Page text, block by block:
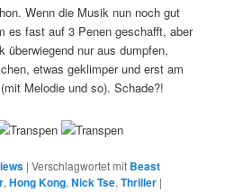
Wenn die Musik nun noch gut
es fast auf 3 Penen geschafft, aber
überwiegend nur aus dumpfen,
etwas geklimper und erst am
Melodie und so). Schade?!
|Verschlagwortet mit Beast
,Hong Kong,Nick Tse,Thriller |